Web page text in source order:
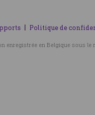
Politique de
en Belgique sous le